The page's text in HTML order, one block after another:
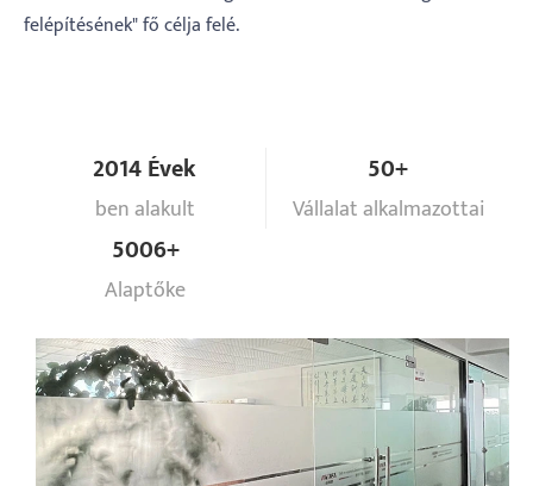
felépítésének" fő célja felé.
2014 Évek
ben alakult
50+
Vállalat alkalmazottai
5006+
Alaptőke